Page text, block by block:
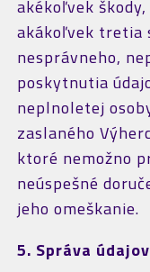
akékoľvek
akákoľvek tretia
nesprávneho,
poskytnutia
neplnoletej
zaslaného
ktoré nemožno
neúspešné
jeho omeškanie.
5. Správa údajov